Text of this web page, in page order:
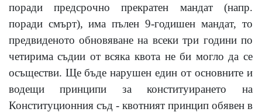
поради предсрочно прекратен мандат (напр.
поради смърт), има пълен 9-годишен мандат, то
предвиденото обновяване на всеки три години по
четирима съдии от всяка квота не би могло да се
осъществи. Ще бъде нарушен един от основните и
водещи принципи за конституирането на
Конституционния съд - квотният принцип обявен в